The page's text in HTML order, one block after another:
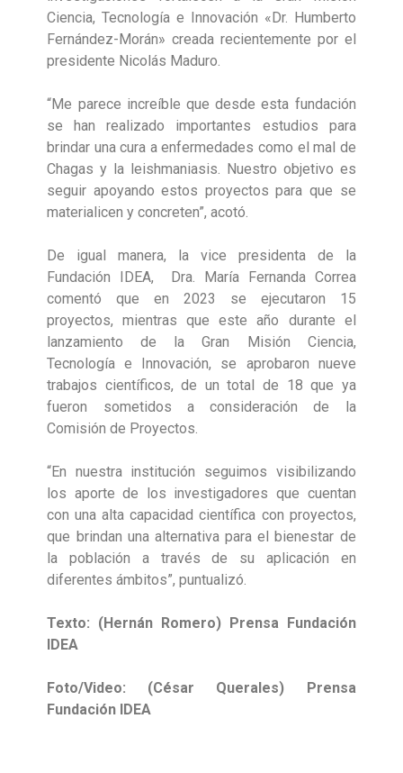
Ciencia, Tecnología e Innovación «Dr. Humberto
Fernández-Morán» creada recientemente por el
presidente Nicolás Maduro.
“Me parece increíble que desde esta fundación
se han realizado importantes estudios para
brindar una cura a enfermedades como el mal de
Chagas y la leishmaniasis. Nuestro objetivo es
seguir apoyando estos proyectos para que se
materialicen y concreten”, acotó.
De igual manera, la vice presidenta de la
Fundación IDEA, Dra. María Fernanda Correa
comentó que en 2023 se ejecutaron 15
proyectos, mientras que este año durante el
lanzamiento de la Gran Misión Ciencia,
Tecnología e Innovación, se aprobaron nueve
trabajos científicos, de un total de 18 que ya
fueron sometidos a consideración de la
Comisión de Proyectos.
“En nuestra institución seguimos visibilizando
los aporte de los investigadores que cuentan
con una alta capacidad científica con proyectos,
que brindan una alternativa para el bienestar de
la población a través de su aplicación en
diferentes ámbitos”, puntualizó.
Texto: (Hernán Romero) Prensa Fundación
IDEA
Foto/Video: (César Querales) Prensa
Fundación IDEA